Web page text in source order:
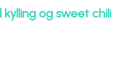
kylling og sweet chili